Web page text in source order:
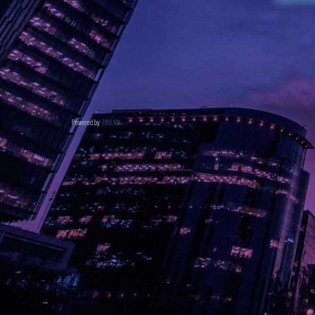
Powered by789.MX